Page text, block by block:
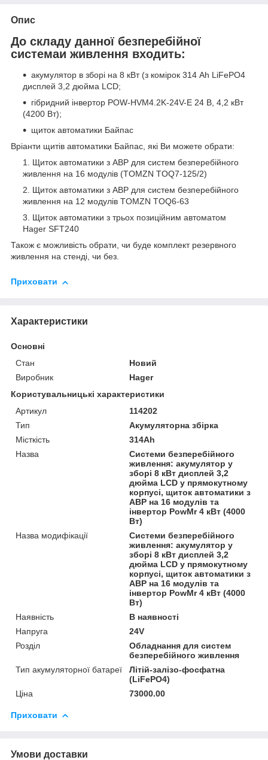
Опис
До складу данної безперебійної
системаи живлення входить:
акумулятор в зборі на 8 кВт (з комірок 314 Ah LiFePO4
дисплей 3,2 дюйма LCD;
гібридний інвертор POW-HVM4.2K-24V-E 24 В, 4,2 кВт
(4200 Вт);
щиток автоматики Байпас
Вріанти щитів автоматики Байпас, які Ви можете обрати:
Щиток автоматики з АВР для систем безперебійного
живлення на 16 модулів (TOMZN TOQ7-125/2)
Щиток автоматики з АВР для систем безперебійного
живлення на 12 модулів TOMZN TOQ6-63
Щиток автоматики з трьох позиційним автоматом
Hager SFT240
Також є можливість обрати, чи буде комплект резервного
живлення на стенді, чи без.
Приховати
Характеристики
Основні
Стан
Новий
Виробник
Hager
Користувальницькі характеристики
Артикул
114202
Тип
Акумуляторна збірка
Місткість
314Ah
Назва
Системи безперебійного
живлення: акумулятор у
зборі 8 кВт дисплей 3,2
дюйма LCD у прямокутному
корпусі, щиток автоматики з
АВР на 16 модулів та
інвертор PowMr 4 кВт (4000
Вт)
Назва модифікації
Системи безперебійного
живлення: акумулятор у
зборі 8 кВт дисплей 3,2
дюйма LCD у прямокутному
корпусі, щиток автоматики з
АВР на 16 модулів та
інвертор PowMr 4 кВт (4000
Вт)
Наявність
В наявності
Напруга
24V
Розділ
Обладнання для систем
безперебійного живлення
Тип акумуляторної батареї
Літій-залізо-фосфатна
(LiFePO4)
Ціна
73000.00
Приховати
Умови доставки